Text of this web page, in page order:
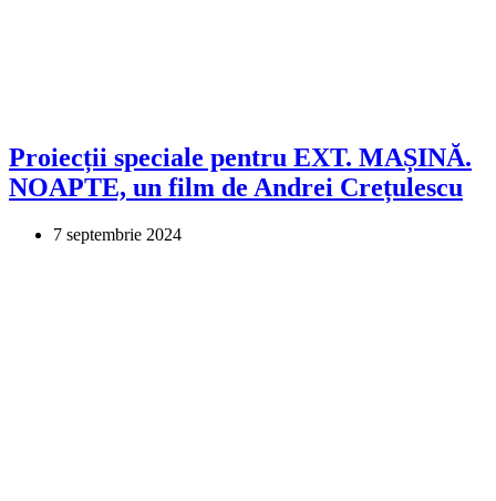
Proiecții speciale pentru EXT. MAȘINĂ.
NOAPTE, un film de Andrei Crețulescu
7 septembrie 2024